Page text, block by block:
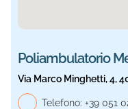
Poliambulatorio
Via Marco Minghetti, 4,
Telefono: Telefono,
+39 051